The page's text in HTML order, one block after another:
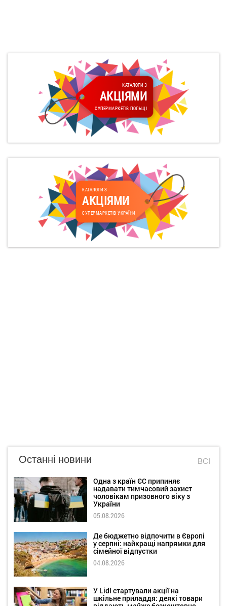
КАТАЛОГИ З
АКЦІЯМИ
СУПЕРМАРКЕТІВ ПОЛЬЩІ
КАТАЛОГИ З
АКЦІЯМИ
СУПЕРМАРКЕТІВ УКРАЇНИ
Останні новини ВСІ
Одна з країн ЄС припиняє
надавати тимчасовий захист
чоловікам призовного віку з
України
05.08.2026
Де бюджетно відпочити в Європі
у серпні: найкращі напрямки для
сімейної відпустки
04.08.2026
У Lidl стартували акції на
шкільне приладдя: деякі товари